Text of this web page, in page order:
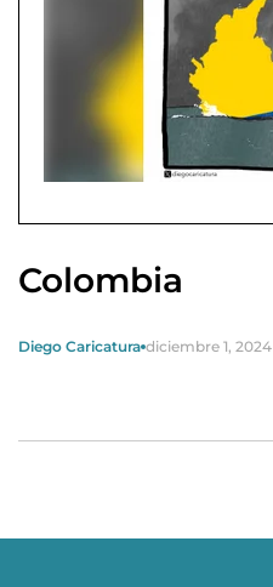
Colombia
Diego Caricatura diciembre 1, 2024